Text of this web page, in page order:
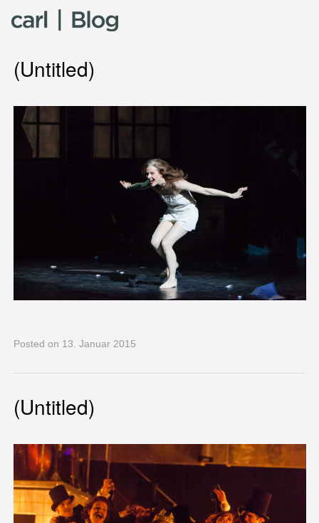
Skip to content
(Untitled)
Posted on 13. Januar 2015
(Untitled)